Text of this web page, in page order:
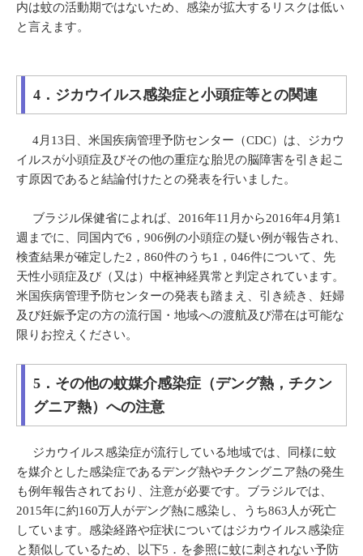
内は蚊の活動期ではないため、感染が拡大するリスクは低い
と言えます。
4．ジカウイルス感染症と小頭症等との関連
4月13日、米国疾病管理予防センター（CDC）は、ジカウ
イルスが小頭症及びその他の重症な胎児の脳障害を引き起こ
す原因であると結論付けたとの発表を行いました。
ブラジル保健省によれば、2016年11月から2016年4月第1
週までに、同国内で6，906例の小頭症の疑い例が報告され、
検査結果が確定した2，860件のうち1，046件について、先
天性小頭症及び（又は）中枢神経異常と判定されています。
米国疾病管理予防センターの発表も踏まえ、引き続き、妊婦
及び妊娠予定の方の流行国・地域への渡航及び滞在は可能な
限りお控えください。
5．その他の蚊媒介感染症（デング熱，チクン
グニア熱）への注意
ジカウイルス感染症が流行している地域では、同様に蚊
を媒介とした感染症であるデング熱やチクングニア熱の発生
も例年報告されており、注意が必要です。ブラジルでは、
2015年に約160万人がデング熱に感染し、うち863人が死亡
しています。感染経路や症状についてはジカウイルス感染症
と類似しているため、以下5．を参照に蚊に刺されない予防